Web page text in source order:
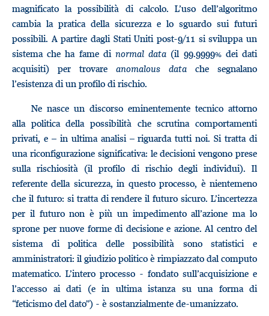
magnificato la possibilità di calcolo. L’uso dell’algoritmo
cambia la pratica della sicurezza e lo sguardo sui futuri
possibili. A partire dagli Stati Uniti post-9/11 si sviluppa un
sistema che ha fame di normal data (il 99.9999% dei dati
acquisiti) per trovare anomalous data che segnalano
l’esistenza di un profilo di rischio.
Ne nasce un discorso eminentemente tecnico attorno
alla politica della possibilità che scrutina comportamenti
privati, e – in ultima analisi – riguarda tutti noi. Si tratta di
una riconfigurazione significativa: le decisioni vengono prese
sulla rischiosità (il profilo di rischio degli individui). Il
referente della sicurezza, in questo processo, è nientemeno
che il futuro: si tratta di rendere il futuro sicuro. L’incertezza
per il futuro non è più un impedimento all’azione ma lo
sprone per nuove forme di decisione e azione. Al centro del
sistema di politica delle possibilità sono statistici e
amministratori: il giudizio politico è rimpiazzato dal computo
matematico. L’intero processo - fondato sull’acquisizione e
l’accesso ai dati (e in ultima istanza su una forma di
“feticismo del dato”) - è sostanzialmente de-umanizzato.